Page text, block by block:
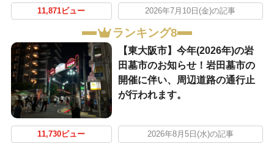
11,871ビュー 2026年7月10日(金)の記事
ランキング8
【東大阪市】今年(2026年)の岩
田墓市のお知らせ！岩田墓市の
開催に伴い、周辺道路の通行止
が行われます。
11,730ビュー 2026年8月5日(水)の記事